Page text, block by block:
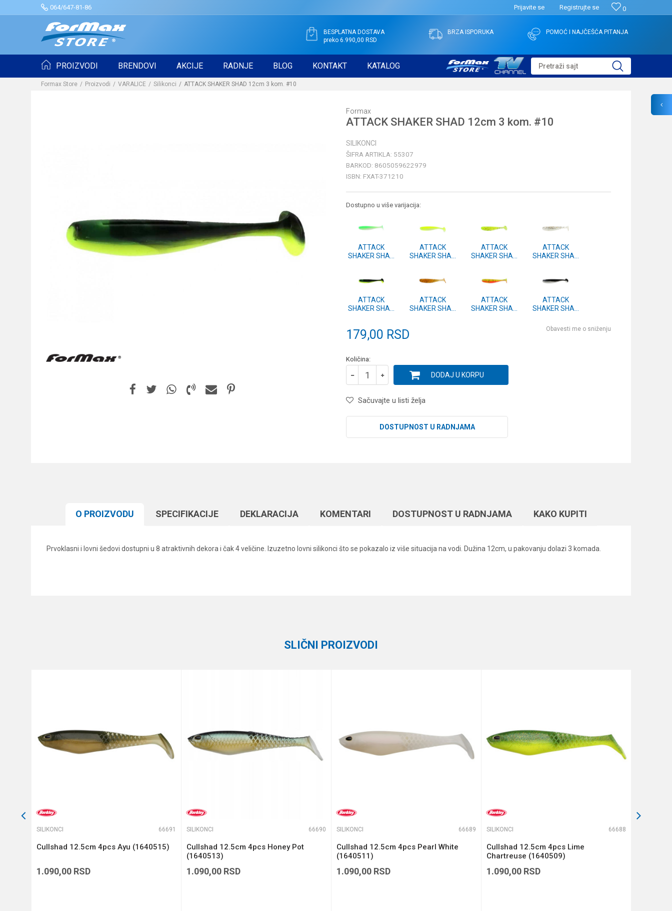
064/647-81-86 0
Prijavite se Registrujte se
BESPLATNA DOSTAVA
preko 6.990,00 RSD
BRZA ISPORUKA POMOĆ I NAJČEŠĆA PITANJA
PROIZVODI BRENDOVI AKCIJE RADNJE BLOG KONTAKT KATALOG Pretraži sajt
Formax Store Proizvodi VARALICE Silikonci ATTACK SHAKER SHAD 12cm 3 kom. #10
Formax
ATTACK SHAKER SHAD 12cm 3 kom. #10
SILIKONCI
ŠIFRA ARTIKLA: 55307
BARKOD: 8605059622979
ISBN: FXAT-371210
Dostupno u više varijacija:
ATTACK
SHAKER SHAD
ATTACK
SHAKER SHAD
ATTACK
SHAKER SHAD
ATTACK
SHAKER SHAD
ATTACK
SHAKER SHAD
ATTACK
SHAKER SHAD
ATTACK
SHAKER SHAD
ATTACK
SHAKER SHAD
#04
179,00 RSD Obavesti me o sniženju
Količina:
DODAJ U KORPU
Sačuvajte u listi želja
DOSTUPNOST U RADNJAMA
O PROIZVODU SPECIFIKACIJЕ DEKLARACIJA KOMENTARI DOSTUPNOST U RADNJAMA KAKO KUPITI
Prvoklasni i lovni šedovi dostupni u 8 atraktivnih dekora i čak 4 veličine. Izuzetno lovni silikonci što se pokazalo iz više situacija na vodi. Dužina 12cm, u pakovanju dolazi 3 komada.
POŠALJI
SLIČNI PROIZVODI
SILIKONCI 66691
Cullshad 12.5cm 4pcs Ayu (1640515)
1.090,00 RSD
SILIKONCI 66690
Cullshad 12.5cm 4pcs Honey Pot
(1640513)
1.090,00 RSD
SILIKONCI 66689
Cullshad 12.5cm 4pcs Pearl White
(1640511)
1.090,00 RSD
SILIKONCI 66688
Cullshad 12.5cm 4pcs Lime
Chartreuse (1640509)
1.090,00 RSD